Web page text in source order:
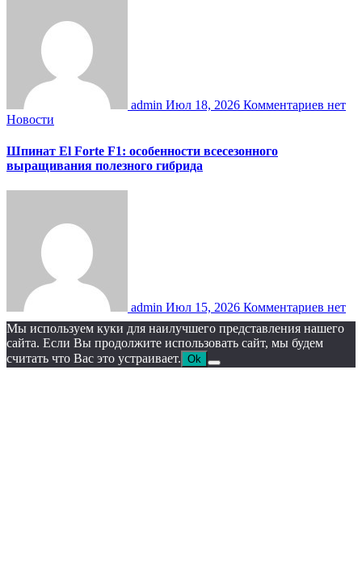
admin Июл 18, 2026 Комментариев нет
Новости
Шпинат El Forte F1: особенности всесезонного
выращивания полезного гибрида
admin Июл 15, 2026 Комментариев нет
Мы используем куки для наилучшего представления нашего
сайта. Если Вы продолжите использовать сайт, мы будем
считать что Вас это устраивает. Ok